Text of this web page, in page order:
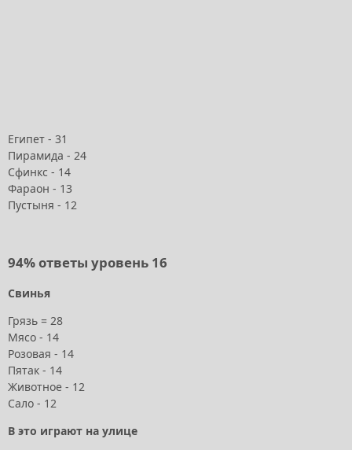
Египет - 31
Пирамида - 24
Сфинкс - 14
Фараон - 13
Пустыня - 12
94% ответы уровень 16
Свинья
Грязь = 28
Мясо - 14
Розовая - 14
Пятак - 14
Животное - 12
Сало - 12
В это играют на улице